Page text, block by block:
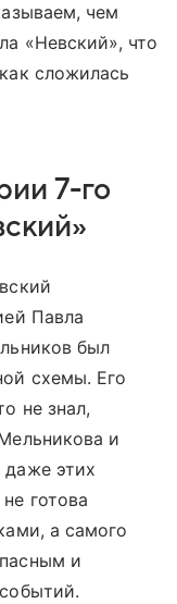
чем
«Невский», что
сложилась
7-го
Павла
был
схемы. Его
не знал,
и
этих
готова
а самого
и